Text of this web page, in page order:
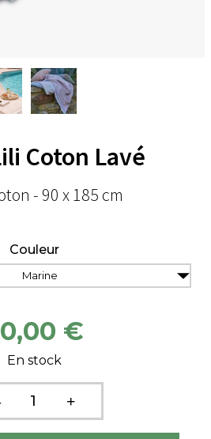
Coton Lavé
- 90 x 185 cm
Couleur
Marine
€
En stock